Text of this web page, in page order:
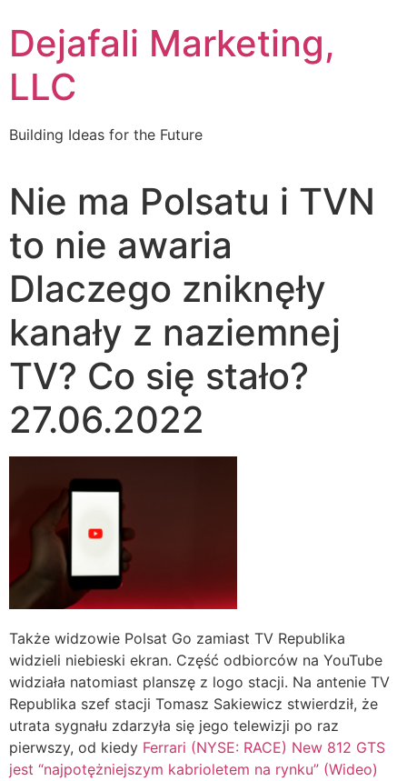
Dejafali Marketing,
LLC
Building Ideas for the Future
Nie ma Polsatu i TVN
to nie awaria
Dlaczego zniknęły
kanały z naziemnej
TV? Co się stało?
27.06.2022
Także widzowie Polsat Go zamiast TV Republika
widzieli niebieski ekran. Część odbiorców na YouTube
widziała natomiast planszę z logo stacji. Na antenie TV
Republika szef stacji Tomasz Sakiewicz stwierdził, że
utrata sygnału zdarzyła się jego telewizji po raz
pierwszy, od kiedy Ferrari (NYSE: RACE) New 812 GTS
jest “najpotężniejszym kabrioletem na rynku” (Wideo)